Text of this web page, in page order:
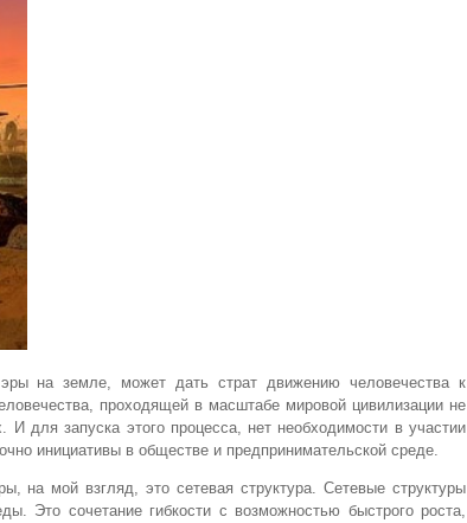
эры на земле, может дать страт движению человечества к
проходящей в масштабе мировой цивилизации не
для запуска этого процесса, нет необходимости в участии
инициативы в обществе и предпринимательской среде.
на мой взгляд, это сетевая структура. Сетевые структуры
Это сочетание гибкости с возможностью быстрого роста,